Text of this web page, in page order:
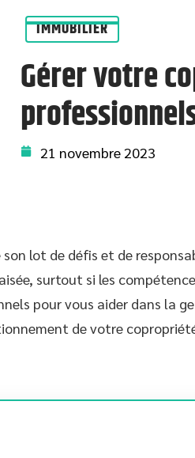
IMMOBILIER
Gérer votre
21 novembre 2023
lot de défis et de
surtout si les
pour vous aider dans la
de votre